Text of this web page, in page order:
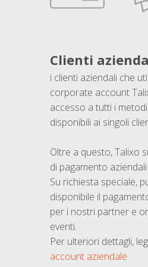
Clienti
i clienti aziendali che
corporate account
accesso a tutti i
disponibili ai singoli
Oltre a questo, Talixo
di pagamento
Su richiesta speciale,
disponibile il
per i nostri partner e
eventi.
Per ulteriori dettagli,
account aziendale